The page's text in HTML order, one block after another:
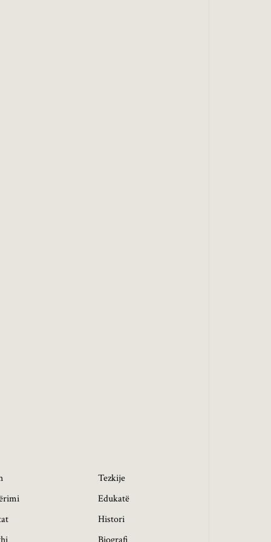
Tezkije
Edukatë
Histori